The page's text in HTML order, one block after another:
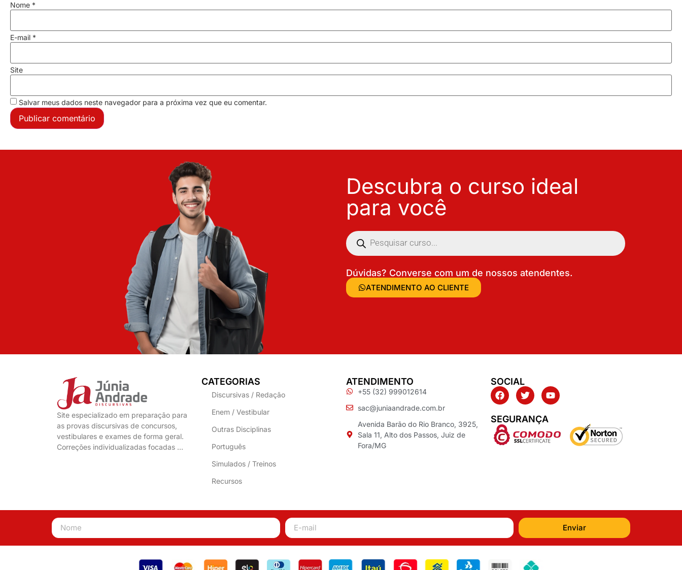
Nome *
E-mail *
Site
Salvar meus dados neste navegador para a próxima vez que eu comentar.
Descubra o curso ideal
para você
Dúvidas? Converse com um de nossos atendentes.
ATENDIMENTO AO CLIENTE
Site especializado em preparação para
as provas discursivas de concursos,
vestibulares e exames de forma geral.
Correções individualizadas focadas …
CATEGORIAS
Discursivas / Redação
Enem / Vestibular
Outras Disciplinas
Português
Simulados / Treinos
Recursos
ATENDIMENTO
+55 (32) 999012614
sac@juniaandrade.com.br
Avenida Barão do Rio Branco, 3925,
Sala 11, Alto dos Passos, Juiz de
Fora/MG
SOCIAL
SEGURANÇA
Enviar